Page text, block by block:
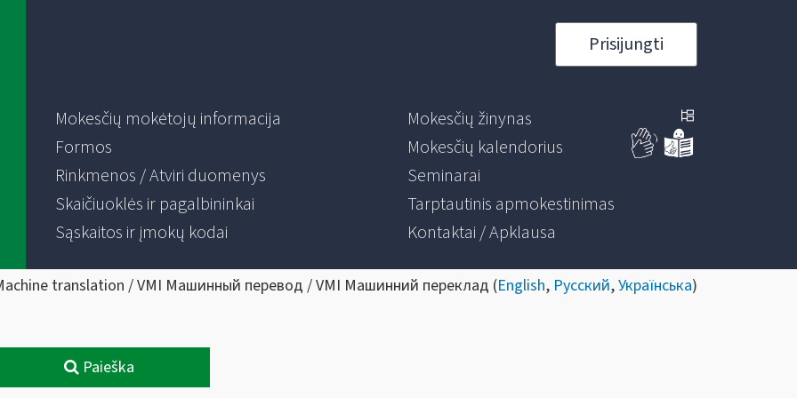
Prisijungti
Mokesčių mokėtojų informacija
Formos
Rinkmenos / Atviri duomenys
Skaičiuoklės ir pagalbininkai
Sąskaitos ir įmokų kodai
Mokesčių žinynas
Mokesčių kalendorius
Seminarai
Tarptautinis apmokestinimas
Kontaktai / Apklausa
translation / VMI Машинный перевод / VMI Машинний переклад (English, Русский,Українська)
Paieška